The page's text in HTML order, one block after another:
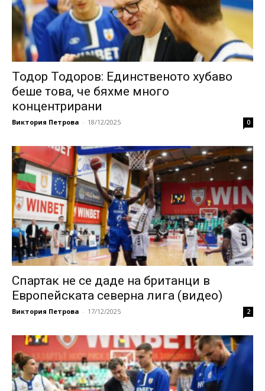
Тодор Тодоров: Единственото хубаво
беше това, че бяхме много
концентрирани
Виктория Петрова - 18/12/2025 0
Спартак не се даде на британци в
Европейската северна лига (видео)
Виктория Петрова - 17/12/2025 2